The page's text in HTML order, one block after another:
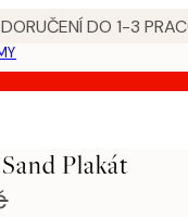
DO 1-3
Plakát